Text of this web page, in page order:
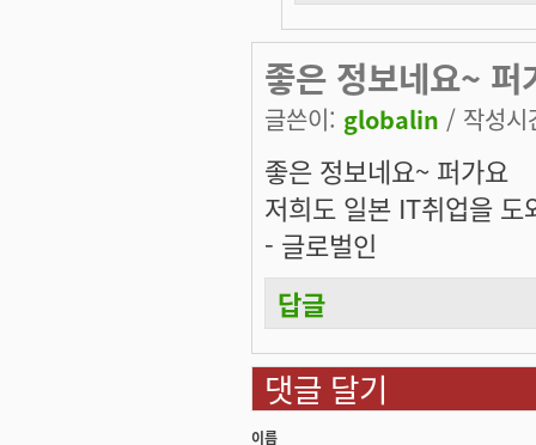
좋은 정보네요~
글쓴이: globalin / 작성
좋은 정보네요~ 퍼가요
저희도 일본 IT취업을
- 글로벌인
답글
댓글 달기
이름